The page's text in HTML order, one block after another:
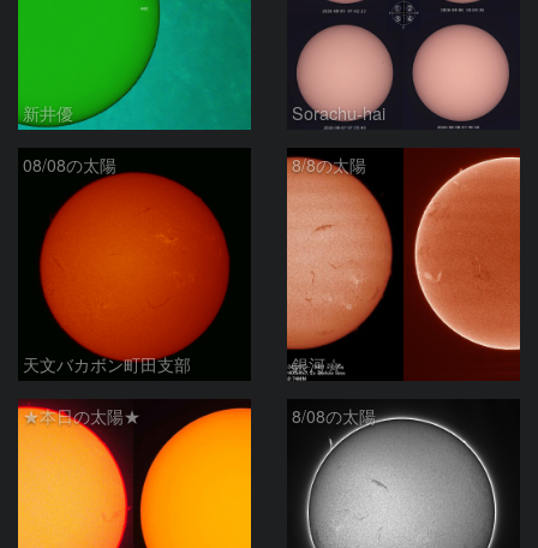
新井優 Sorachu-hai
08/08の太陽
天文バカボン町田支部
8/8の太陽
銀河☆
★本日の太陽★ 8/08の太陽